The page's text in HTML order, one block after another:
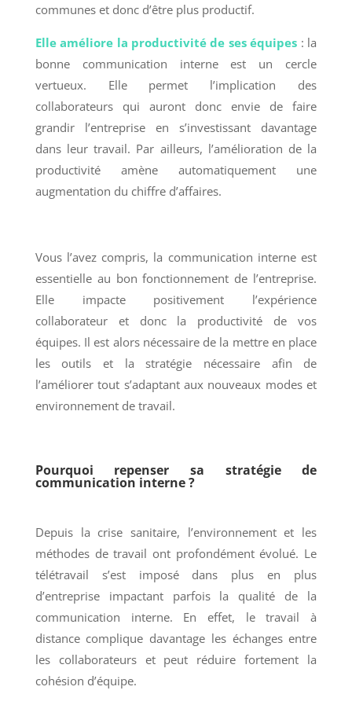
communes et donc d’être plus productif.
Elle améliore la productivité de ses équipes : la
bonne communication interne est un cercle
vertueux. Elle permet l’implication des
collaborateurs qui auront donc envie de faire
grandir l’entreprise en s’investissant davantage
dans leur travail. Par ailleurs, l’amélioration de la
productivité amène automatiquement une
augmentation du chiffre d’affaires.
Vous l’avez compris, la communication interne est
essentielle au bon fonctionnement de l’entreprise.
Elle impacte positivement l’expérience
collaborateur et donc la productivité de vos
équipes. Il est alors nécessaire de la mettre en place
les outils et la stratégie nécessaire afin de
l’améliorer tout s’adaptant aux nouveaux modes et
environnement de travail.
Pourquoi repenser sa stratégie de
communication interne ?
Depuis la crise sanitaire, l’environnement et les
méthodes de travail ont profondément évolué. Le
télétravail s’est imposé dans plus en plus
d’entreprise impactant parfois la qualité de la
communication interne. En effet, le travail à
distance complique davantage les échanges entre
les collaborateurs et peut réduire fortement la
cohésion d’équipe.